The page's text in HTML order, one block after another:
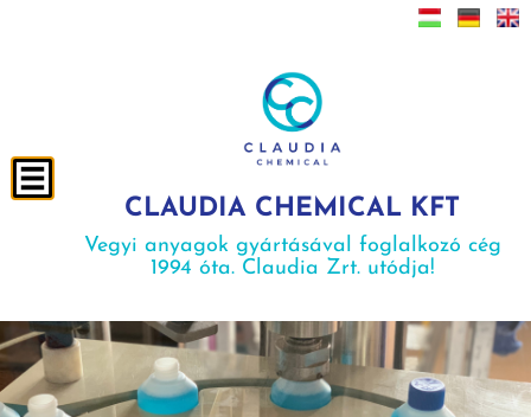
CLAUDIA CHEMICAL KFT
Vegyi anyagok gyártásával foglalkozó cég
1994 óta. Claudia Zrt. utódja!